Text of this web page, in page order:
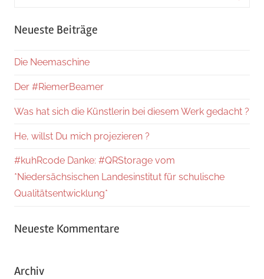
Neueste Beiträge
Die Neemaschine
Der #RiemerBeamer
Was hat sich die Künstlerin bei diesem Werk gedacht ?
He, willst Du mich projezieren ?
#kuhRcode Danke: #QRStorage vom
*Niedersächsischen Landesinstitut für schulische
Qualitätsentwicklung*
Neueste Kommentare
Archiv